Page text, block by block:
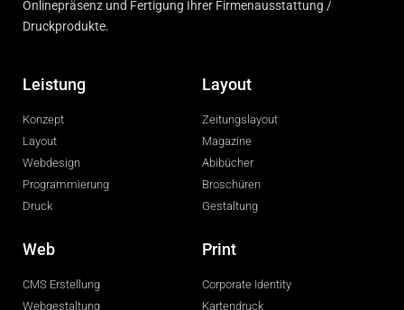
Onlinepräsenz und Fertigung Ihrer Firmenausstattung /
Druckprodukte.
Leistung
Konzept
Layout
Webdesign
Programmierung
Druck
Layout
Zeitungslayout
Magazine
Abibücher
Broschüren
Gestaltung
Web
CMS Erstellung
Webgestaltung
Print
Corporate Identity
Kartendruck